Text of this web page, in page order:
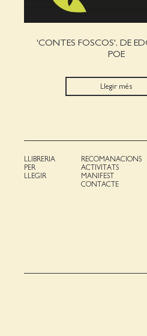
'CONTES FOSCOS', DE
POE
Llegir més
LLIBRERIA
PER
LLEGIR
RECOMANACIONS
ACTIVITATS
MANIFEST
CONTACTE